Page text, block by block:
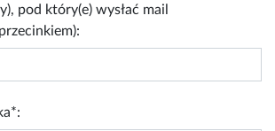
pod który(e) wysłać mail